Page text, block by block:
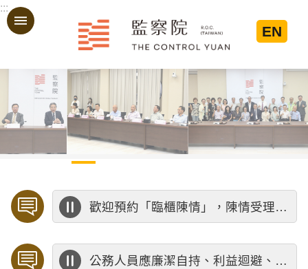
跳到主要內容區塊
:::
EN
歡迎預約「臨櫃陳情」，陳情受理中心將優先排定人員與您接談，釐清案情爭點後收案處理，以節省您的寶貴時間。
公務人員應廉潔自持、利益迴避、依法公正執行公務～考試院公務人員保障暨培訓委員會～